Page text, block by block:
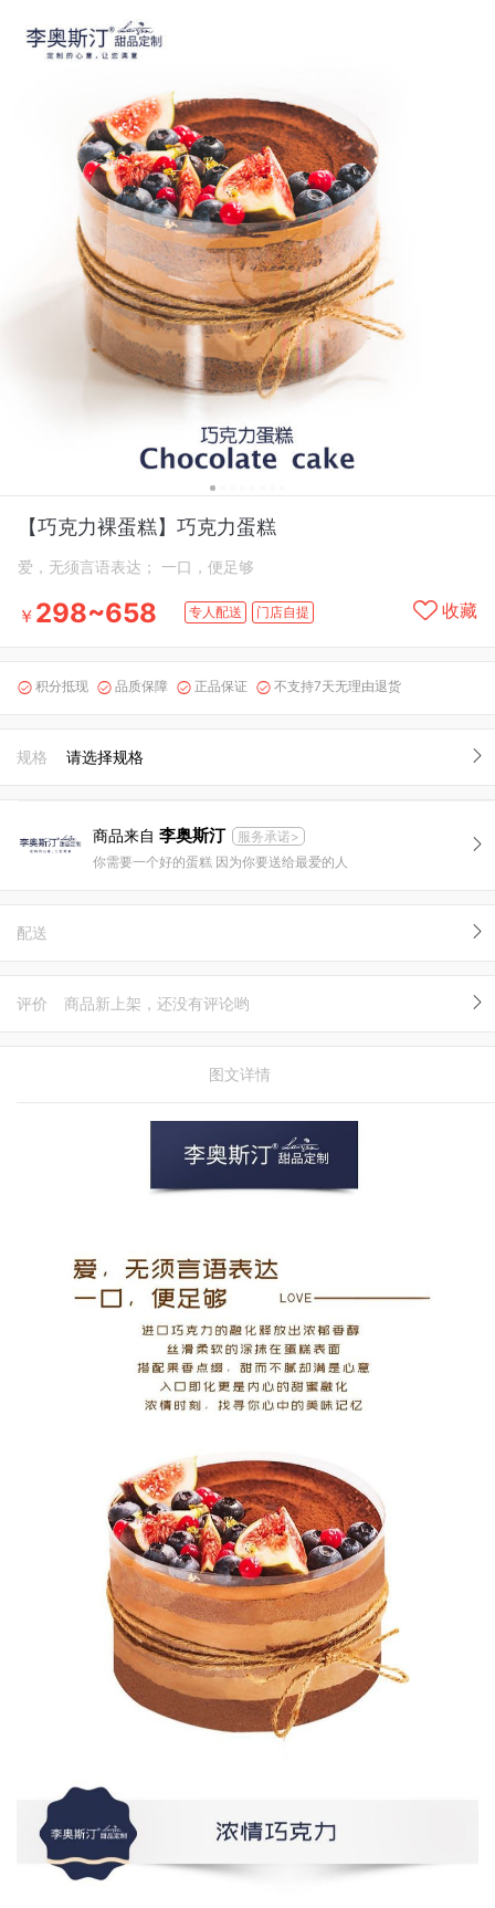
【巧克力裸蛋糕】巧克力蛋糕
爱，无须言语表达； 一口，便足够
￥ 298~658 专人配送 门店自提 收藏
 积分抵现  品质保障  正品保证  不支持7天无理由退货
规格 请选择规格
商品来自 李奥斯汀
服务承诺>
你需要一个好的蛋糕 因为你要送给最爱的人
配送
评价 商品新上架，还没有评论哟
图文详情